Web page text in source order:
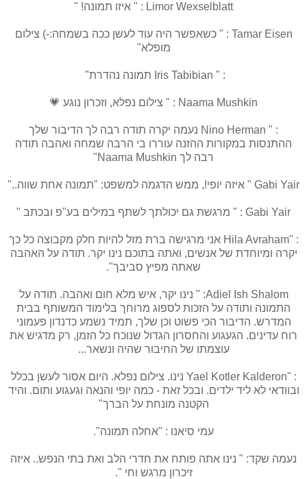
Limor Wexselblatt : " איזו תמונה! "
Tamar Eisen : " כשאפשר היה עוד לעשן ככה בשמחה:-) צילום
מופלא"
: " Iris Tabibian תמונה נהדרת"
Naama Mushkin : " צילום נפלא, וזכרון נוגע 💗
: " Nino Herman נעמה יקרה תודה רבה לך הדיבור שלך
ההתנסות במקורות ההזנה עוררו בי הרבה שמחה ואהבה תודה
רבה לך Naama Mushkin"
Gabi Yair " איזה יופי!, ממש הדגמה למשפט: "תמונה אחת שווה.."
Gabi Yair : " מרגשת גם יכולתך לשתף במילים בע"פ ובכתב "
: "Hila Avraham אני מרגישה ברת מזל להיות חלק מקבוצה כל כך
יקרה ומיוחדת של אנשים, ואתה בתוכם נינו יקר. תודה על האהבה
שאתה מפיץ סביבך".
Adiel Ish Shalom: " נינו יקר, איש מלא חום ואהבה. תודה על
התמונה ותודה על הזכות לספוג מרוחך בלימוד המשותף בבית
המדרש. הדיבור הכי פשוט וכן שלך, תמיד נשמע כדנדון פעמוני
רוח עדינים. הגעגוע והחסרון הגדול שנוכח כל הזמן, רק מדגיש את
עוצמתו של החיבור שהיה ונשאר...
: "Yael Kotler Kalderon נינו. צילום נפלא. היום אסור לעשן בכלל
ובוודאי לא ליד ילדים. ובכל זאת - כמה יופי והנאה וגעגוע ותום. והיד
הקטנה מונחת על הברך"
עמי סיאנו : "אחלה תמונה".
נעמה שקד: " נינו אתה פותח את חדרי הלב ואת בתי הנפש.. איזה
זיכרון מרגש וחי ".